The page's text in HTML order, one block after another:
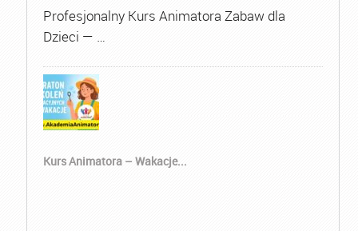
Profesjonalny Kurs Animatora Zabaw dla
Dzieci — …
Kurs Animatora – Wakacje...